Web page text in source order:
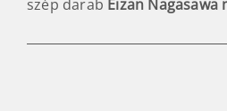
szép darab Eizan Nagasawa